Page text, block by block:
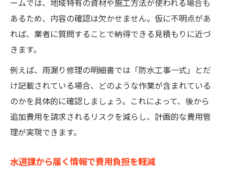
ームでは、地域特有の資材や施工方法が使われる場合も
あるため、内容の確認は欠かせません。仮に不明点があ
れば、業者に質問することで納得できる見積もりに近づ
きます。
例えば、雨漏り修理の明細書では「防水工事一式」とだ
け記載されている場合、どのような作業が含まれている
のかを具体的に確認しましょう。これによって、後から
追加費用を請求されるリスクを減らし、計画的な費用管
理が実現できます。
水道課から届く情報で費用負担を軽減